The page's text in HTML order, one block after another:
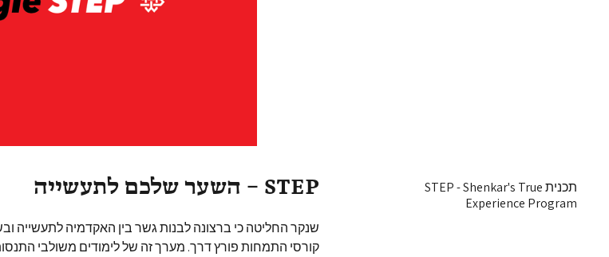
תכנית STEP - Shenkar's True
Experience Program
STEP – השער שלכם לתעשייה
קורסי התמחות פורץ דרך. מערך זה של לימודים משולבי